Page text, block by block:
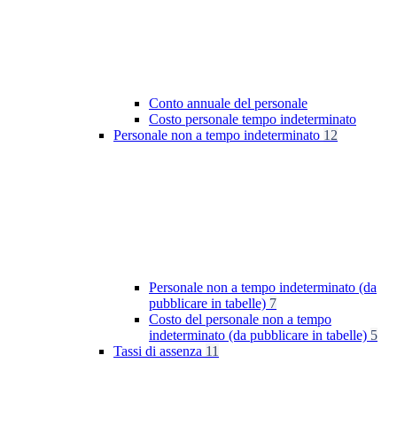
Conto annuale del personale
Costo personale tempo indeterminato
Personale non a tempo indeterminato 12
Personale non a tempo indeterminato (da
pubblicare in tabelle) 7
Costo del personale non a tempo
indeterminato (da pubblicare in tabelle) 5
Tassi di assenza 11